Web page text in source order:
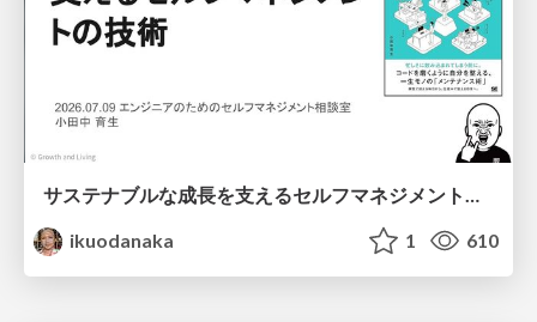
サステナブルな成長を支えるセルフマネジメントの技術/Self Management skill for growth
ikuodanaka
1 610